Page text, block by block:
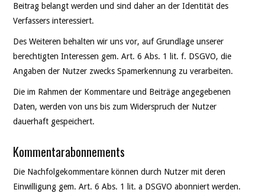
Beitrag belangt werden und sind daher an der Identität des
Verfassers interessiert.
Des Weiteren behalten wir uns vor, auf Grundlage unserer
berechtigten Interessen gem. Art. 6 Abs. 1 lit. f. DSGVO, die
Angaben der Nutzer zwecks Spamerkennung zu verarbeiten.
Die im Rahmen der Kommentare und Beiträge angegebenen
Daten, werden von uns bis zum Widerspruch der Nutzer
dauerhaft gespeichert.
Kommentarabonnements
Die Nachfolgekommentare können durch Nutzer mit deren
Einwilligung gem. Art. 6 Abs. 1 lit. a DSGVO abonniert werden.